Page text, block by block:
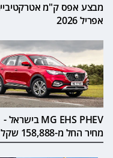
מבצע אפס ק"מ
אפריל 2026
MG EHS PHEV בישראל -
מחיר החל מ-158,888 שקל